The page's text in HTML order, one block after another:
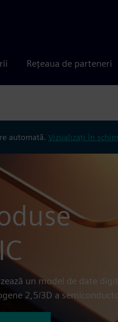
Rețeaua de parteneri
automată. Vizualizați în
un model de date
2,5/3D a